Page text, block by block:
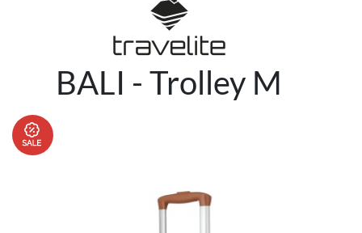
BALI - Trolley M